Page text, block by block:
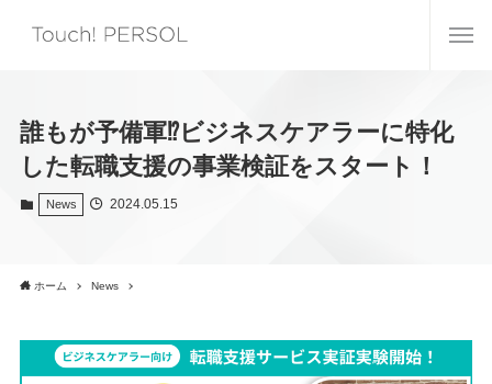
誰もが予備軍⁉ビジネスケアラーに特化
した転職支援の事業検証をスタート！
News 2024.05.15
ホーム News